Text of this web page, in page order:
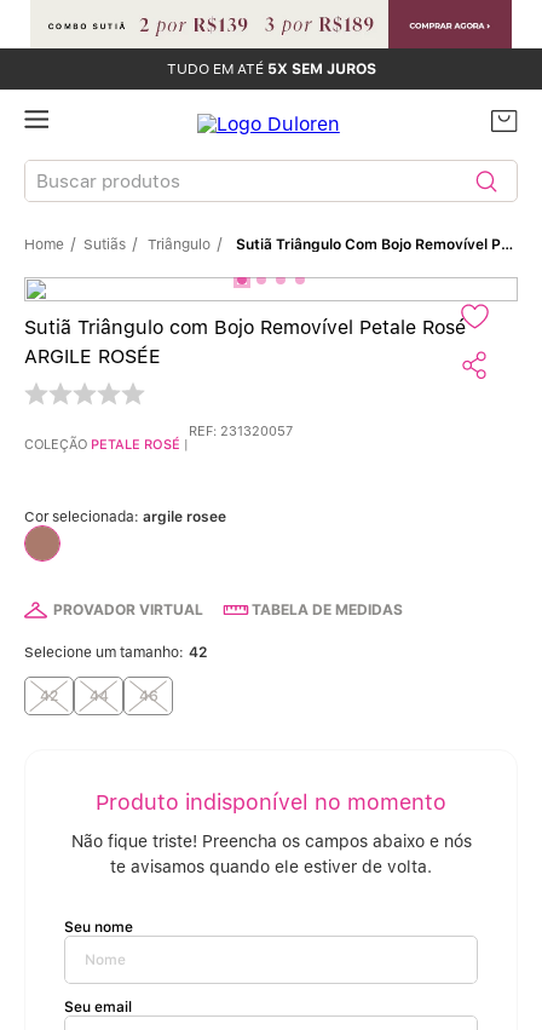
TUDO EM ATÉ 5X SEM JUROS
Buscar produtos
Sutiãs Triângulo Sutiã Triângulo Com Bojo Removível Petale Rosé ARGILE ROSÉE
Sutiã Triângulo com Bojo Removível Petale Rosé
ARGILE ROSÉE
COLEÇÃO PETALE ROSÉ |
REF: 231320057
Cor selecionada: argile rosee
PROVADOR VIRTUAL TABELA DE MEDIDAS
Selecione um tamanho: 42
42 44 46
TERMOS MAIS BUSCADOS
1º Sutiãs
2º Calcinhas
Sutiã Bojo
6º Calcinha Cintura Alta
10º Sutiã Sustentação